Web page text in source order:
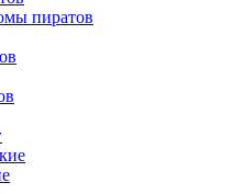
пиратов